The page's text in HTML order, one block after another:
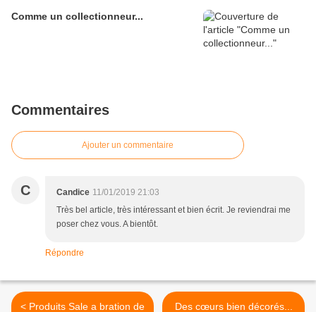
Comme un collectionneur...
Commentaires
Ajouter un commentaire
C Candice 11/01/2019 21:03
Très bel article, très intéressant et bien écrit. Je reviendrai me
poser chez vous. A bientôt.
Répondre
< Produits Sale a bration de
Des cœurs bien décorés...